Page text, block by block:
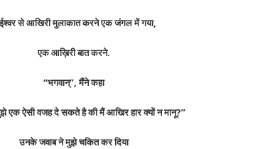
से आखिरी मुलाकात करने एक जंगल में गया,
एक आख़िरी बात करने.
“भगवान्”, मैंने कहा
एक ऐसी वजह दे सकते है की मैं आखिर हार क्यों न मानू?”
उनके जवाब ने मुझे चकित कर दिया